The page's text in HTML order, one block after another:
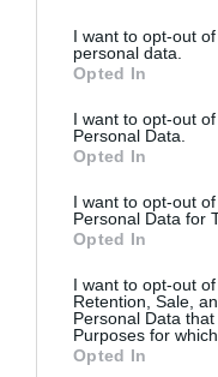
I want to opt-out
personal data.
Opted In
I want to opt-out
Personal Data.
Opted In
I want to opt-out
Personal Data for
Opted In
I want to opt-out
Retention, Sale,
Personal Data
Purposes for
Opted In
μάθετε πρώτοι όλες
Πολιτισμό στο
Νέοι
Κάθε βδομάδα στο
την Τέχνη και τον